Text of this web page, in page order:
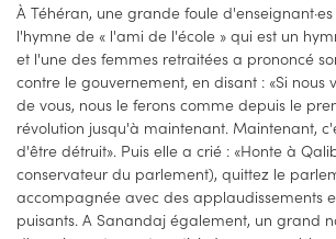
À Téhéran, une grande foule
l'hymne de « l'ami de l'école » qui est un
et l'une des femmes retraitées a prononcé
contre le gouvernement, en disant : «Si nous
de vous, nous le ferons comme depuis le
révolution jusqu'à maintenant. Maintenant,
d'être détruit». Puis elle a crié : «Honte à
conservateur du parlement), quittez le
accompagnée avec des applaudissements
puisants. A Sanandaj également, un grand